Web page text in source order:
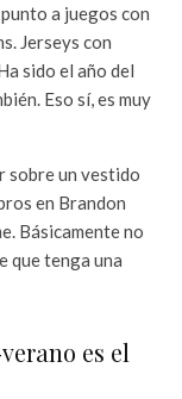
a juegos con
Jerseys con
sido el año del
Eso sí, es muy
sobre un vestido
en Brandon
Básicamente no
que tenga una
es el